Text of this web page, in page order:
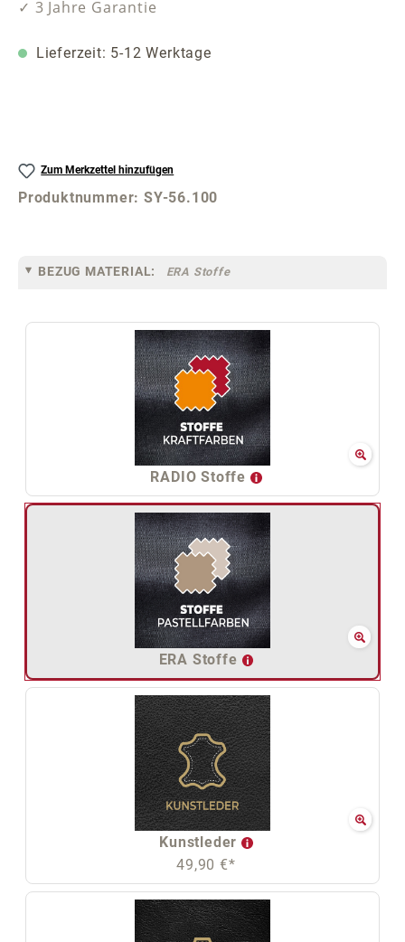
✓ 3 Jahre Garantie
Lieferzeit: 5-12 Werktage
Zum Merkzettel hinzufügen
Produktnummer:SY-56.100
BEZUG MATERIAL: ERA Stoffe
RADIO Stoffe
ERA Stoffe
Kunstleder
49,90 €*